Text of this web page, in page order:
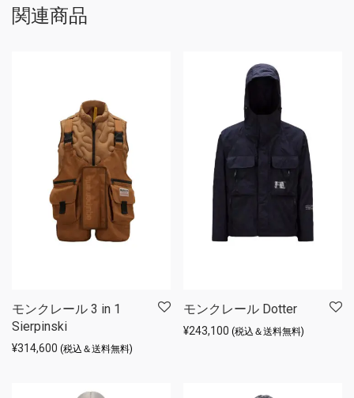
関連商品
モンクレール 3 in 1
Sierpinski
¥314,600 (税込＆送料無料)
モンクレール Dotter
¥243,100 (税込＆送料無料)